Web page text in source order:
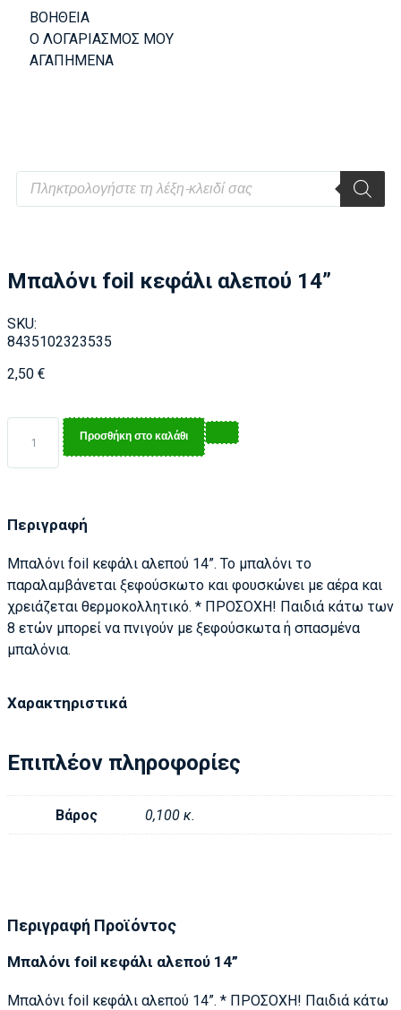
ΒΟΗΘΕΙΑ
Ο ΛΟΓΑΡΙΑΣΜΟΣ ΜΟΥ
ΑΓΑΠΗΜΕΝΑ
Μπαλόνι foil κεφάλι αλεπού 14”
SKU:
8435102323535
2,50 €
Προσθήκη στο καλάθι
Περιγραφή
Μπαλόνι foil κεφάλι αλεπού 14”. Το μπαλόνι το
παραλαμβάνεται ξεφούσκωτο και φουσκώνει με αέρα και
χρειάζεται θερμοκολλητικό. * ΠΡΟΣΟΧΗ! Παιδιά κάτω των
8 ετών μπορεί να πνιγούν με ξεφούσκωτα ή σπασμένα
μπαλόνια.
Χαρακτηριστικά
Επιπλέον πληροφορίες
Βάρος 0,100 κ.
Περιγραφή Προϊόντος
Μπαλόνι foil κεφάλι αλεπού 14”
Μπαλόνι foil κεφάλι αλεπού 14”. * ΠΡΟΣΟΧΗ! Παιδιά κάτω